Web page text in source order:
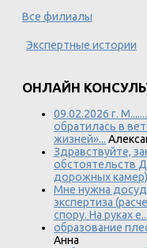
Все филиалы
Экспертные истории
ОНЛАЙН
09.02.2026 г.
обратилась в
жизней»...
Здравствуйте,
обстоятельств
дорожных
Мне нужна
экспертиза
спору. На руках е...
образование
Анна